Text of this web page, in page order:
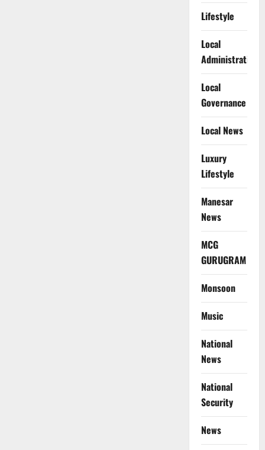
Lifestyle
Local
Administration
Local
Governance
Local News
Luxury
Lifestyle
Manesar
News
MCG
GURUGRAM
Monsoon
Music
National
News
National
Security
News